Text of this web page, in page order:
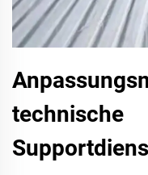
technische